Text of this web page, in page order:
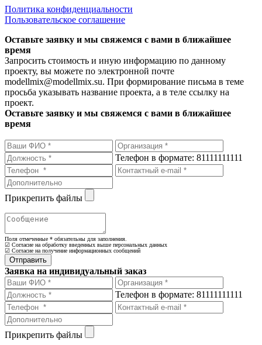
Политика конфиденциальности
Пользовательское соглашение
Оставьте заявку и мы свяжемся с вами в ближайшее
время
Запросить стоимость и иную информацию по данному
проекту, вы можете по электронной почте
modellmix@modellmix.su. При формирование письма в теме
просьба указывать название проекта, а в теле ссылку на
проект.
Оставьте заявку и мы свяжемся с вами в ближайшее
время
Телефон в формате: 81111111111
Прикрепить файлы
Поля отмеченные * обязательны для заполнения.
☑ Согласие на обработку введенных выше персональных данных
☑ Согласие на получение информационных сообщений
Заявка на индивидуальный заказ
Телефон в формате: 81111111111
Прикрепить файлы